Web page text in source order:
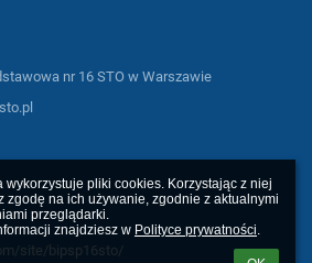
wykorzystuje pliki cookies. Korzystając z niej
zgodę na ich używanie, zgodnie z aktualnymi
przeglądarki.
znajdziesz w Polityce prywatności.
nr 16 STO w Warszawie
site/bipsp16sto/